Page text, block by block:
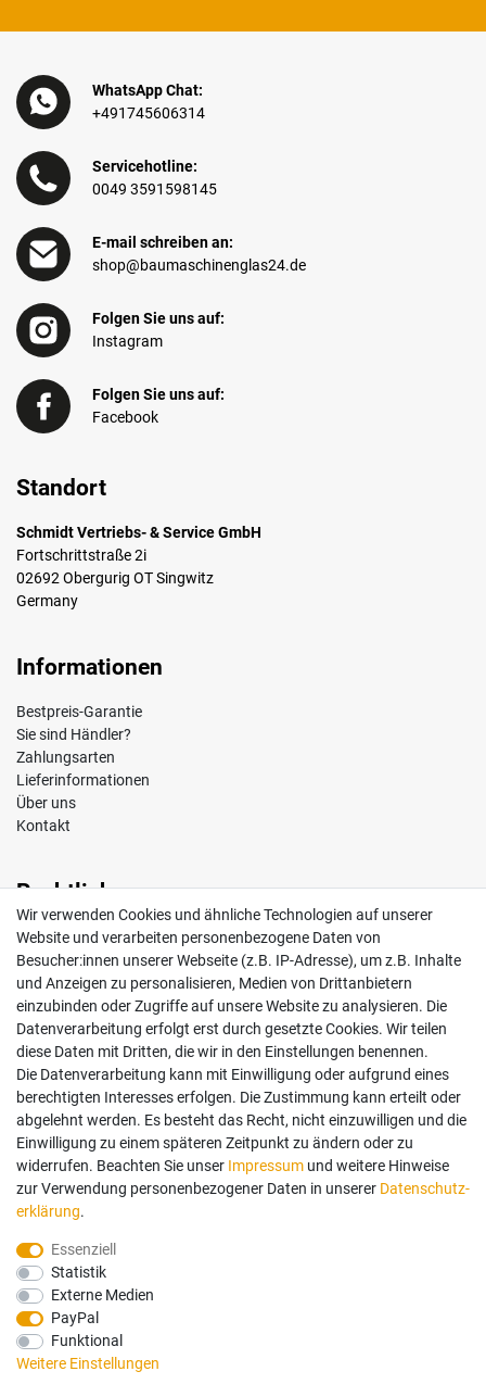
WhatsApp Chat:
+491745606314
Servicehotline:
0049 3591598145
E-mail schreiben an:
shop@baumaschinenglas24.de
Folgen Sie uns auf:
Instagram
Folgen Sie uns auf:
Facebook
Standort
Schmidt Vertriebs- & Service GmbH
Fortschrittstraße 2i
02692 Obergurig OT Singwitz
Germany
Informationen
Bestpreis-Garantie
Sie sind Händler?
Zahlungsarten
Lieferinformationen
Über uns
Kontakt
Rechtliches
Impressum
AGB
Widerrufsrecht
Datenschutz
Vertrag widerrufen
Mein Konto
Anmelden
Registrieren
Bezahlung und Versand
Wir bieten Ihnen viele Möglichkeiten einer sicheren Bezahlung.
Wir verwenden Cookies und ähnliche Technologien auf unserer
Website und verarbeiten personenbezogene Daten von
Besucher:innen unserer Webseite (z.B. IP-Adresse), um z.B. Inhalte
und Anzeigen zu personalisieren, Medien von Drittanbietern
einzubinden oder Zugriffe auf unsere Website zu analysieren. Die
Datenverarbeitung erfolgt erst durch gesetzte Cookies. Wir teilen
diese Daten mit Dritten, die wir in den Einstellungen benennen.
Die Datenverarbeitung kann mit Einwilligung oder aufgrund eines
berechtigten Interesses erfolgen. Die Zustimmung kann erteilt oder
abgelehnt werden. Es besteht das Recht, nicht einzuwilligen und die
Einwilligung zu einem späteren Zeitpunkt zu ändern oder zu
widerrufen. Beachten Sie unser Impressum und weitere Hinweise
zur Verwendung personenbezogener Daten in unserer Daten­schutz­
erklärung.
Essenziell
Statistik
Externe Medien
PayPal
Funktional
Weitere Einstellungen